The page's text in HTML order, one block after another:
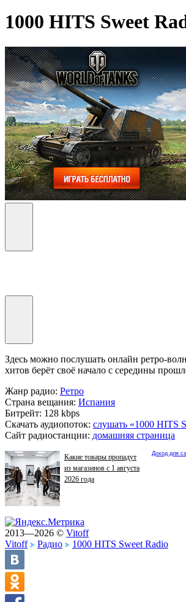
1000 HITS Sweet
Здесь можно послушать онлайн ретро-
хитов берёт своё начало с середины
Жанр радио: Ретро
Страна вещания: Испания
Битрейт: 128 kbps
Скачать аудиопоток: слушать «1000 HITS
Сайт радиостанции: домашняя страница
Доход для
Какие товары пропадут
из магазинов с 1 августа
2026 года
2013—2026 © Vitoff
Vitoff
Радио 1000 HITS Sweet Radio